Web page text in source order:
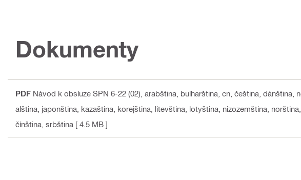
Dokumenty
PDF Návod k obsluze SPN 6-22 (02) , arabština, bulharština, cn, čeština,
alština, japonština, kazaština, korejština, litevština, lotyština, nizozemština,
čínština, srbština [ 4.5 MB ]